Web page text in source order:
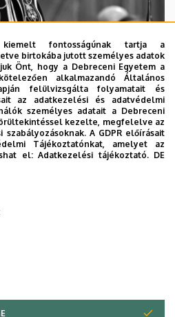
a Debreceni
fontosságúnak tartja a
birtokába jutott személyes adatok
Önt, hogy a Debreceni Egyetem a
alkalmazandó Általános
felülvizsgálta folyamatait és
az adatkezelési és adatvédelmi
személyes adatait a Debreceni
kezelte, megfelelve az
A GDPR előírásait
Tájékoztatónkat, amelyet az
el:Adatkezelési tájékoztató. DE